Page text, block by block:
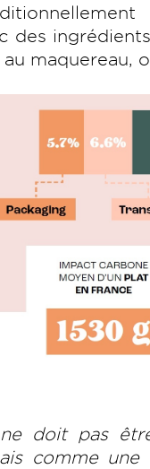
des
maquereau,
ne doit pas
comme une